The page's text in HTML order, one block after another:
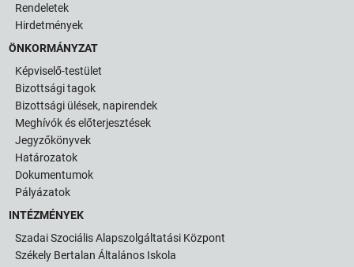
Rendeletek
Hirdetmények
ÖNKORMÁNYZAT
Képviselő-testület
Bizottsági tagok
Bizottsági ülések, napirendek
Meghívók és előterjesztések
Jegyzőkönyvek
Határozatok
Dokumentumok
Pályázatok
INTÉZMÉNYEK
Szadai Szociális Alapszolgáltatási Központ
Székely Bertalan Általános Iskola